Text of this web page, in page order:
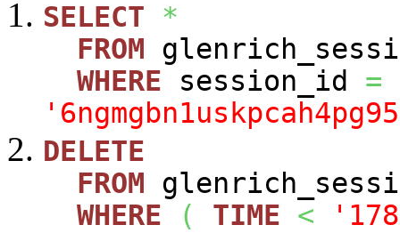
SELECT
*
FROM
WHERE session_id =
DELETE
FROM
WHERE
( TIME <